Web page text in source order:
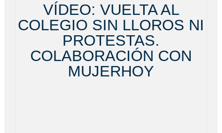
VÍDEO: VUELTA AL
COLEGIO SIN LLOROS NI
PROTESTAS.
COLABORACIÓN CON
MUJERHOY